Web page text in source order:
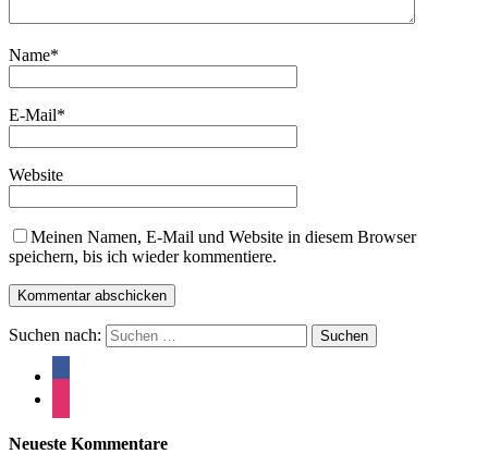
Name*
E-Mail*
Website
Meinen Namen, E-Mail und Website in diesem Browser
speichern, bis ich wieder kommentiere.
Suchen nach:
Neueste Kommentare